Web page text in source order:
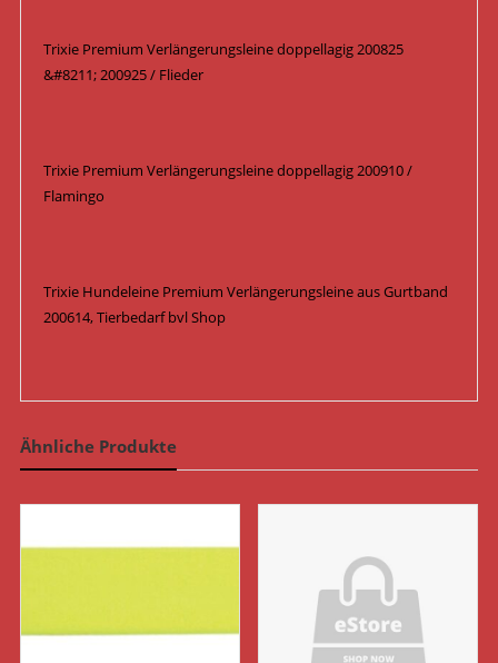
Trixie Premium Verlängerungsleine doppellagig 200825
&#8211; 200925 / Flieder
Trixie Premium Verlängerungsleine doppellagig 200910 /
Flamingo
Trixie Hundeleine Premium Verlängerungsleine aus Gurtband
200614, Tierbedarf bvl Shop
Ähnliche Produkte